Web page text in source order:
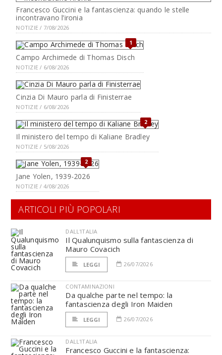
Francesco Guccini e la fantascienza: quando le stelle
incontravano l’ironia
NOTIZIE / 7/08/2026
1
Campo Archimede di Thomas Disch
NOTIZIE / 6/08/2026
Cinzia Di Mauro parla di Finisterrae
NOTIZIE / 6/08/2026
2
Il ministero del tempo di Kaliane Bradley
NOTIZIE / 5/08/2026
2
Jane Yolen, 1939-2026
NOTIZIE / 4/08/2026
ARTICOLI PIÙ POPOLARI
DALL'ITALIA
Il Qualunquismo sulla fantascienza di
Mauro Covacich
LEGGI 26/07/2026
CONTAMINAZIONI
Da qualche parte nel tempo: la
fantascienza degli Iron Maiden
LEGGI 26/07/2026
DALL'ITALIA
Francesco Guccini e la fantascienza: